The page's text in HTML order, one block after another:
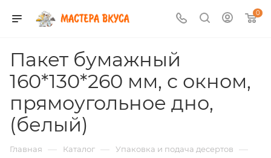
0
Пакет бумажный
160*130*260 мм, с окном,
прямоугольное дно,
(белый)
Главная — Каталог — Упаковка и подача десертов —